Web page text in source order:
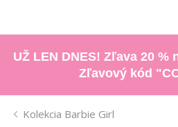
UŽ LEN DNES! Zľava 20 %
Zľavový kód
Kolekcia Barbie Girl